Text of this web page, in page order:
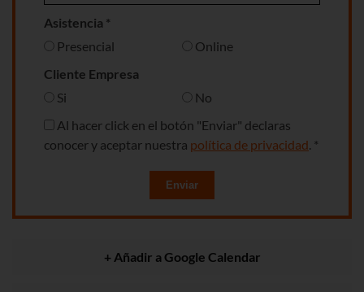
Asistencia *
Presencial
Online
Cliente Empresa
Si
No
Al hacer click en el botón "Enviar" declaras
conocer y aceptar nuestra política de privacidad. *
Enviar
+ Añadir a Google Calendar